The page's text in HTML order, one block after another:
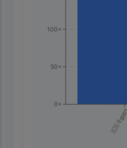
🇪🇬 Egypt
0+
50+
100+